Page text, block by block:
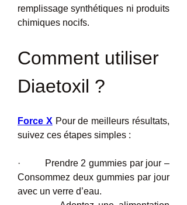
remplissage synthétiques ni produits
chimiques nocifs.
Comment utiliser
Diaetoxil ?
Force X Pour de meilleurs résultats,
suivez ces étapes simples :
·         Prendre 2 gummies par jour –
Consommez deux gummies par jour
avec un verre d’eau.